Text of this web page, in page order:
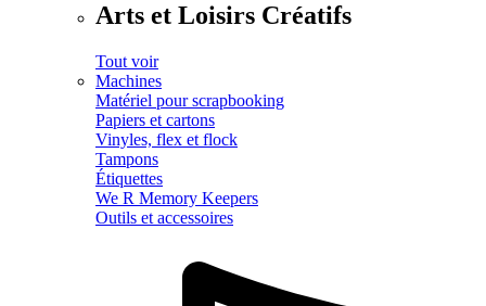
Arts et Loisirs Créatifs
Tout voir
Machines
Matériel pour scrapbooking
Papiers et cartons
Vinyles, flex et flock
Tampons
Étiquettes
We R Memory Keepers
Outils et accessoires